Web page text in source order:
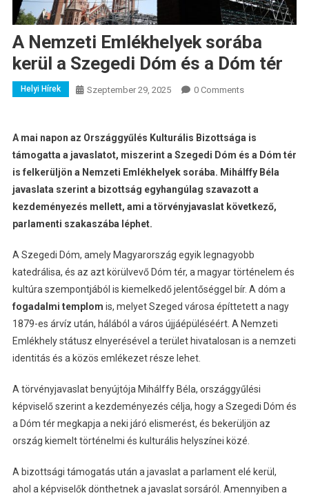
A Nemzeti Emlékhelyek sorába
kerül a Szegedi Dóm és a Dóm tér
Helyi Hírek Szeptember 29, 2025 0 Comments
A mai napon az Országgyűlés Kulturális Bizottsága is
támogatta a javaslatot, miszerint a Szegedi Dóm és a Dóm tér
is felkerüljön a Nemzeti Emlékhelyek sorába. Mihálffy Béla
javaslata szerint a bizottság egyhangúlag szavazott a
kezdeményezés mellett, ami a törvényjavaslat következő,
parlamenti szakaszába léphet.
A Szegedi Dóm, amely Magyarország egyik legnagyobb
katedrálisa, és az azt körülvevő Dóm tér, a magyar történelem és
kultúra szempontjából is kiemelkedő jelentőséggel bír. A dóm a
fogadalmi templom is, melyet Szeged városa építtetett a nagy
1879-es árvíz után, hálából a város újjáépüléséért. A Nemzeti
Emlékhely státusz elnyerésével a terület hivatalosan is a nemzeti
identitás és a közös emlékezet része lehet.
A törvényjavaslat benyújtója Mihálffy Béla, országgyűlési
képviselő szerint a kezdeményezés célja, hogy a Szegedi Dóm és
a Dóm tér megkapja a neki járó elismerést, és bekerüljön az
ország kiemelt történelmi és kulturális helyszínei közé.
A bizottsági támogatás után a javaslat a parlament elé kerül,
ahol a képviselők dönthetnek a javaslat sorsáról. Amennyiben a